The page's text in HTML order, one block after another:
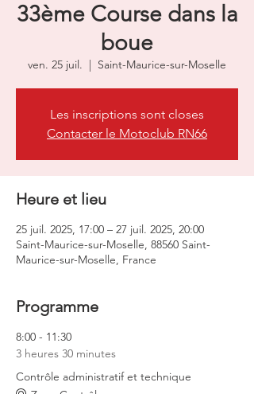
33ème Course dans la
boue
ven. 25 juil.
  |
Saint-Maurice-sur-Moselle
Les inscriptions sont closes
Contacter le Motoclub RN66
Heure et lieu
25 juil. 2025, 17:00 – 27 juil. 2025, 20:00
Saint-Maurice-sur-Moselle, 88560 Saint-
Maurice-sur-Moselle, France
Programme
8:00 - 11:30
3 heures 30 minutes
Contrôle administratif et technique